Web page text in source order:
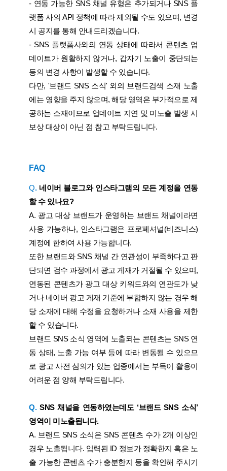
- 연동 가능한 SNS 채널 유형은 추가되거나 SNS 플
랫폼 사의 API 정책에 따라 제외될 수도 있으며, 변경
시 공지를 통해 안내드리겠습니다.
- SNS 플랫폼사와의 연동 상태에 따라서 콘텐츠 업
데이트가 원활하지 않거나, 갑자기 노출이 중단되는
등의 변경 사항이 발생할 수 있습니다.
다만, '브랜드 SNS 소식' 외의 브랜드검색 소재 노출
에는 영향을 주지 않으며, 해당 영역은 부가적으로 제
공하는 소재이므로 업데이트 지연 및 미노출 발생 시
보상 대상이 아닌 점 참고 부탁드립니다.
FAQ
Q.네이버 블로그와 인스타그램의 모든 계정을 연동
할 수 있나요?
A. 광고 대상 브랜드가 운영하는 브랜드 채널이라면
사용 가능하나, 인스타그램은 프로페셔널(비즈니스)
계정에 한하여 사용 가능합니다.
또한 브랜드와 SNS 채널 간 연관성이 부족하다고 판
단되면 검수 과정에서 광고 게재가 거절될 수 있으며,
연동된 콘텐츠가 광고 대상 키워드와의 연관도가 낮
거나 네이버 광고 게재 기준에 부합하지 않는 경우 해
당 소재에 대해 수정을 요청하거나 소재 사용을 제한
할 수 있습니다.
브랜드 SNS 소식 영역에 노출되는 콘텐츠는 SNS 연
동 상태, 노출 가능 여부 등에 따라 변동될 수 있으므
로 광고 사전 심의가 있는 업종에서는 부득이 활용이
어려운 점 양해 부탁드립니다.
Q.SNS 채널을 연동하였는데도 ‘브랜드 SNS 소식’
영역이 미노출됩니다.
A. 브랜드 SNS 소식은 SNS 콘텐츠 수가 2개 이상인
경우 노출됩니다. 입력된 ID 정보가 정확한지 혹은 노
출 가능한 콘텐츠 수가 충분한지 등을 확인해 주시기